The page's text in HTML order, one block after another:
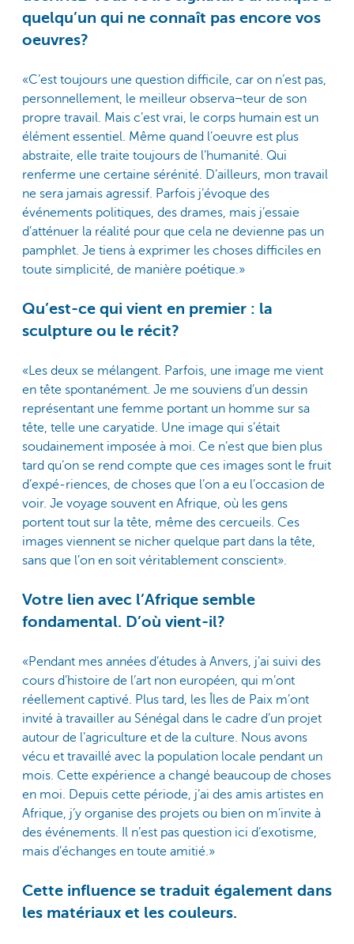
quelqu’un qui ne connaît pas encore vos
oeuvres?
«C’est toujours une question difficile, car on n’est pas,
personnellement, le meilleur observa¬teur de son
propre travail. Mais c’est vrai, le corps humain est un
élément essentiel. Même quand l’oeuvre est plus
abstraite, elle traite toujours de l’humanité. Qui
renferme une certaine sérénité. D’ailleurs, mon travail
ne sera jamais agressif. Parfois j’évoque des
événements politiques, des drames, mais j’essaie
d’atténuer la réalité pour que cela ne devienne pas un
pamphlet. Je tiens à exprimer les choses difficiles en
toute simplicité, de manière poétique.»
Qu’est-ce qui vient en premier : la
sculpture ou le récit?
«Les deux se mélangent. Parfois, une image me vient
en tête spontanément. Je me souviens d’un dessin
représentant une femme portant un homme sur sa
tête, telle une caryatide. Une image qui s’était
soudainement imposée à moi. Ce n’est que bien plus
tard qu’on se rend compte que ces images sont le fruit
d’expé-riences, de choses que l’on a eu l’occasion de
voir. Je voyage souvent en Afrique, où les gens
portent tout sur la tête, même des cercueils. Ces
images viennent se nicher quelque part dans la tête,
sans que l’on en soit véritablement conscient».
Votre lien avec l’Afrique semble
fondamental. D’où vient-il?
«Pendant mes années d’études à Anvers, j’ai suivi des
cours d’histoire de l’art non européen, qui m’ont
réellement captivé. Plus tard, les Îles de Paix m’ont
invité à travailler au Sénégal dans le cadre d’un projet
autour de l’agriculture et de la culture. Nous avons
vécu et travaillé avec la population locale pendant un
mois. Cette expérience a changé beaucoup de choses
en moi. Depuis cette période, j’ai des amis artistes en
Afrique, j’y organise des projets ou bien on m’invite à
des événements. Il n’est pas question ici d’exotisme,
mais d’échanges en toute amitié.»
Cette influence se traduit également dans
les matériaux et les couleurs.